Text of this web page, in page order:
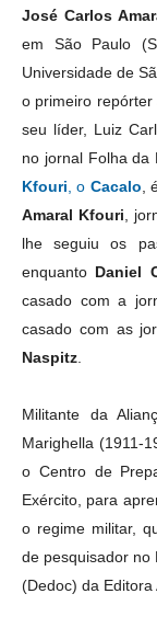
José Carlos
em São Paulo
Universidade de
o primeiro
seu líder, Luiz
no jornal Folha da
Kfouri , o Cacalo ,
Amaral Kfouri ,
lhe seguiu os
enquanto Daniel
casado com a
casado com as
Naspitz
Militante da
Marighella (1911-
o Centro de
Exército, para
o regime militar,
de pesquisador no
(Dedoc) da Editora